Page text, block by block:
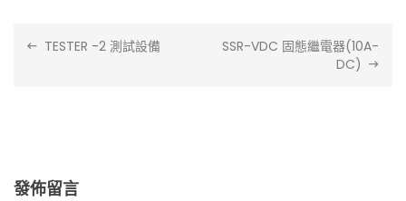
文 TESTER -2 測試設備
SSR-VDC 固態繼電器(10A-
DC)
發佈留言